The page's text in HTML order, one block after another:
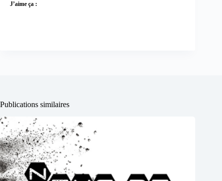
J’aime ça :
Publications similaires